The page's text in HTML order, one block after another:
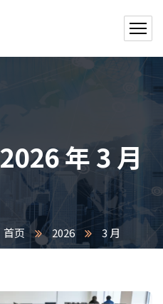
2026 年 3 月
首页 2026 3 月